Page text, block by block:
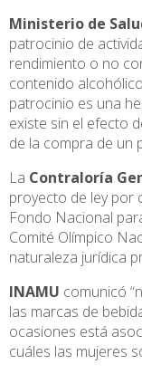
Ministerio de
patrocinio de
rendimiento o no
contenido
patrocinio es una
existe sin el efecto
de la compra de un
La Contraloría
proyecto de ley por
Fondo Nacional
Comité Olímpico
naturaleza jurídica
INAMU comunicó
las marcas de
ocasiones está
cuáles las mujeres